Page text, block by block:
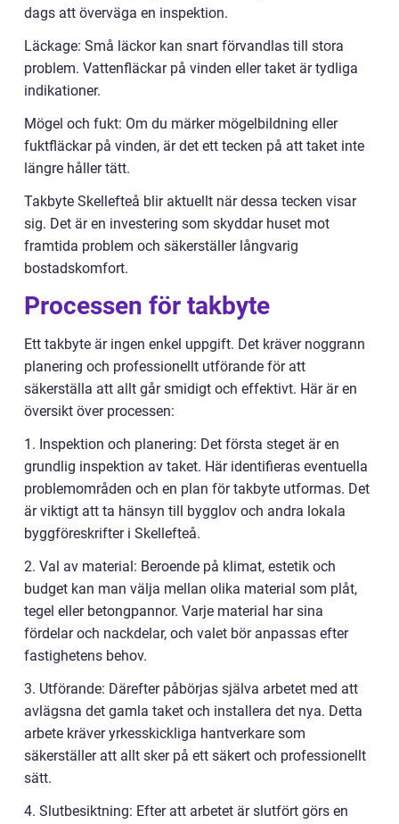
dags att överväga en inspektion.
Läckage: Små läckor kan snart förvandlas till stora
problem. Vattenfläckar på vinden eller taket är tydliga
indikationer.
Mögel och fukt: Om du märker mögelbildning eller
fuktfläckar på vinden, är det ett tecken på att taket inte
längre håller tätt.
Takbyte Skellefteå blir aktuellt när dessa tecken visar
sig. Det är en investering som skyddar huset mot
framtida problem och säkerställer långvarig
bostadskomfort.
Processen för takbyte
Ett takbyte är ingen enkel uppgift. Det kräver noggrann
planering och professionellt utförande för att
säkerställa att allt går smidigt och effektivt. Här är en
översikt över processen:
1. Inspektion och planering: Det första steget är en
grundlig inspektion av taket. Här identifieras eventuella
problemområden och en plan för takbyte utformas. Det
är viktigt att ta hänsyn till bygglov och andra lokala
byggföreskrifter i Skellefteå.
2. Val av material: Beroende på klimat, estetik och
budget kan man välja mellan olika material som plåt,
tegel eller betongpannor. Varje material har sina
fördelar och nackdelar, och valet bör anpassas efter
fastighetens behov.
3. Utförande: Därefter påbörjas själva arbetet med att
avlägsna det gamla taket och installera det nya. Detta
arbete kräver yrkesskickliga hantverkare som
säkerställer att allt sker på ett säkert och professionellt
sätt.
4. Slutbesiktning: Efter att arbetet är slutfört görs en